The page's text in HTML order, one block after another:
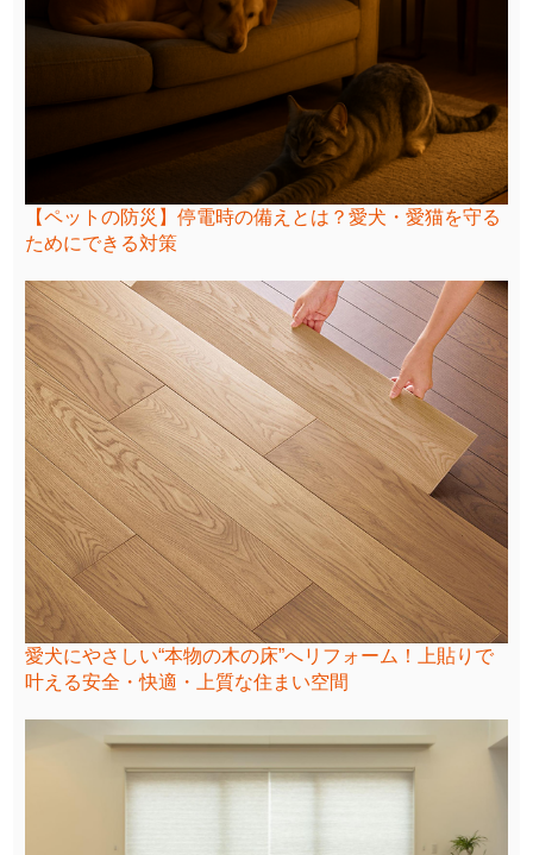
【ペットの防災】停電時の備えとは？愛犬・愛猫を守る
ためにできる対策
愛犬にやさしい“本物の木の床”へリフォーム！上貼りで
叶える安全・快適・上質な住まい空間